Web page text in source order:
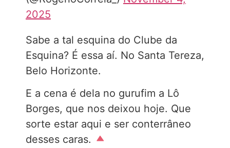
2025
Sabe a tal esquina do Clube da
Esquina? É essa aí. No Santa Tereza,
Belo Horizonte.
E a cena é dela no gurufim a Lô
Borges, que nos deixou hoje. Que
sorte estar aqui e ser conterrâneo
desses caras.